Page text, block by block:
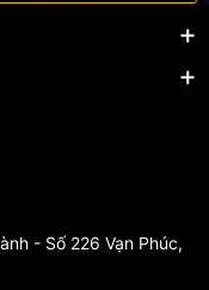
- Số 226 Vạn Phúc,